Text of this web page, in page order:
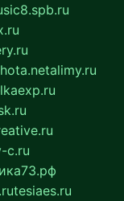
alimy.ru
c.ru
tesiaes.ru